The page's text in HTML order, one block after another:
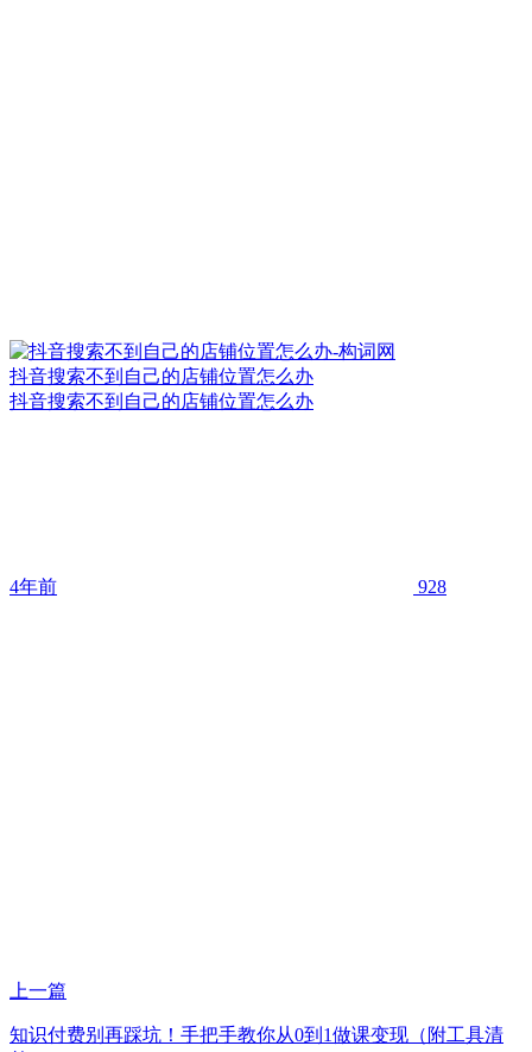
抖音搜索不到自己的店铺位置怎么办
抖音搜索不到自己的店铺位置怎么办
4年前 928
上一篇
知识付费别再踩坑！手把手教你从0到1做课变现（附工具清